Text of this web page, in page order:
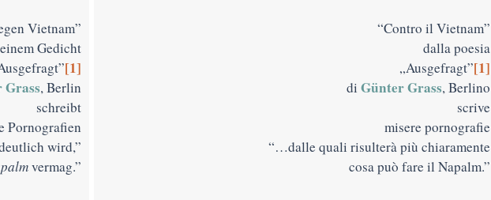
Vietnam”
Gedicht
[1]
, Berlin
schreibt
Pornografien
wird,”
vermag.”
“Contro il Vietnam”
dalla poesia
„Ausgefragt”[1]
di Günter Grass, Berlino
scrive
misere pornografie
“…dalle quali risulterà più chiaramente
cosa può fare il Napalm.”